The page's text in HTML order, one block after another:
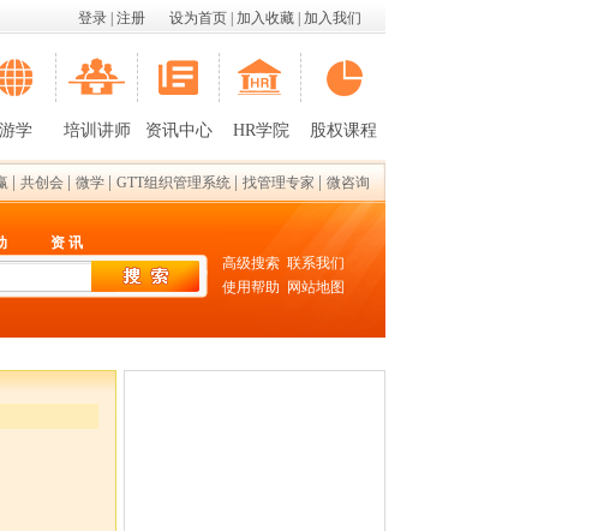
设为首页 加入收藏 加入我们
登录 注册
游学 培训讲师 资讯中心 HR学院 股权课程
共创会 微学 GTT组织管理系统 找管理专家 微咨询
资 讯
高级搜索 联系我们
使用帮助
网站地图